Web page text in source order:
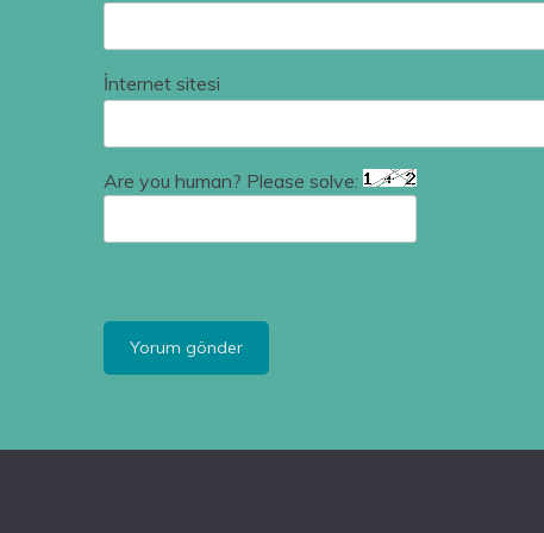
İnternet sitesi
Are you human? Please solve: